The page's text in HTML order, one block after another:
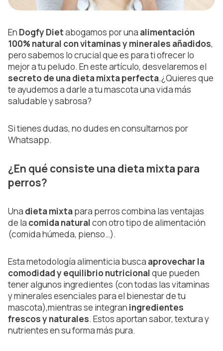
En Dogfy Dietabogamos por una alimentación
100% natural con vitaminas y minerales añadidos,
pero sabemos lo crucial que es para ti ofrecer lo
mejor a tu peludo. En este artículo, desvelaremos el
secreto de una dieta mixta perfecta.¿Quieres que
te ayudemos a darle a tu mascota una vida más
saludable y sabrosa?
Si tienes dudas, no dudes en consultarnos por
Whatsapp.
¿En qué consiste una dieta mixta para
perros?
Una dieta mixtapara perros combina las ventajas
de la comida naturalcon otro tipo de alimentación
(comida húmeda, pienso…).
Esta metodología alimenticia busca aprovechar la
comodidad y equilibrio nutricionalque pueden
tener algunos ingredientes (con todas las vitaminas
y minerales esenciales para el bienestar de tu
mascota),mientras se integran ingredientes
frescos y naturales. Estos aportan sabor, textura y
nutrientes en su forma más pura.